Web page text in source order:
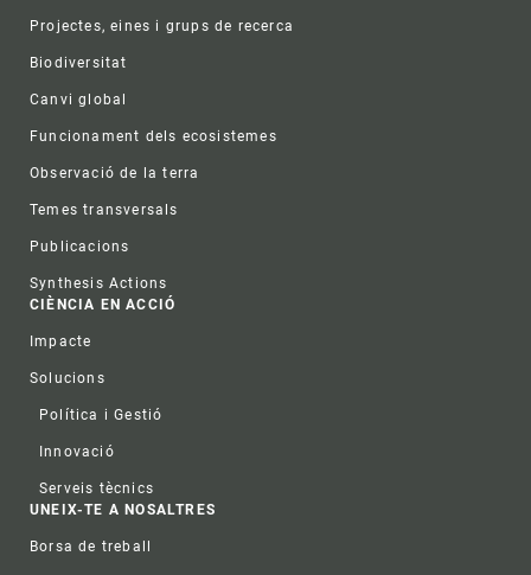
Projectes, eines i grups de recerca
Biodiversitat
Canvi global
Funcionament dels ecosistemes
Observació de la terra
Temes transversals
Publicacions
Synthesis Actions
CIÈNCIA EN ACCIÓ
Impacte
Solucions
Política i Gestió
Innovació
Serveis tècnics
UNEIX-TE A NOSALTRES
Borsa de treball